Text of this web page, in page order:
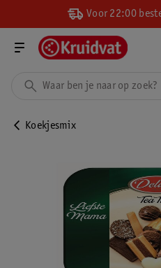
Voor 22:00
Koekjesmix